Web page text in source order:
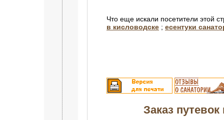
Что еще искали посетители этой
в кисловодске ; есентуки
Заказ путевок